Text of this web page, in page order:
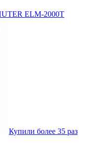
ELM-2000T
Купили более 35 раз